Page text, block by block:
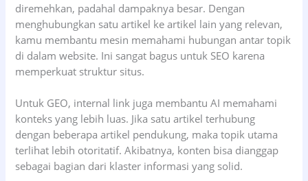
diremehkan, padahal dampaknya besar. Dengan
menghubungkan satu artikel ke artikel lain yang relevan,
kamu membantu mesin memahami hubungan antar topik
di dalam website. Ini sangat bagus untuk SEO karena
memperkuat struktur situs.
Untuk GEO, internal link juga membantu AI memahami
konteks yang lebih luas. Jika satu artikel terhubung
dengan beberapa artikel pendukung, maka topik utama
terlihat lebih otoritatif. Akibatnya, konten bisa dianggap
sebagai bagian dari klaster informasi yang solid.